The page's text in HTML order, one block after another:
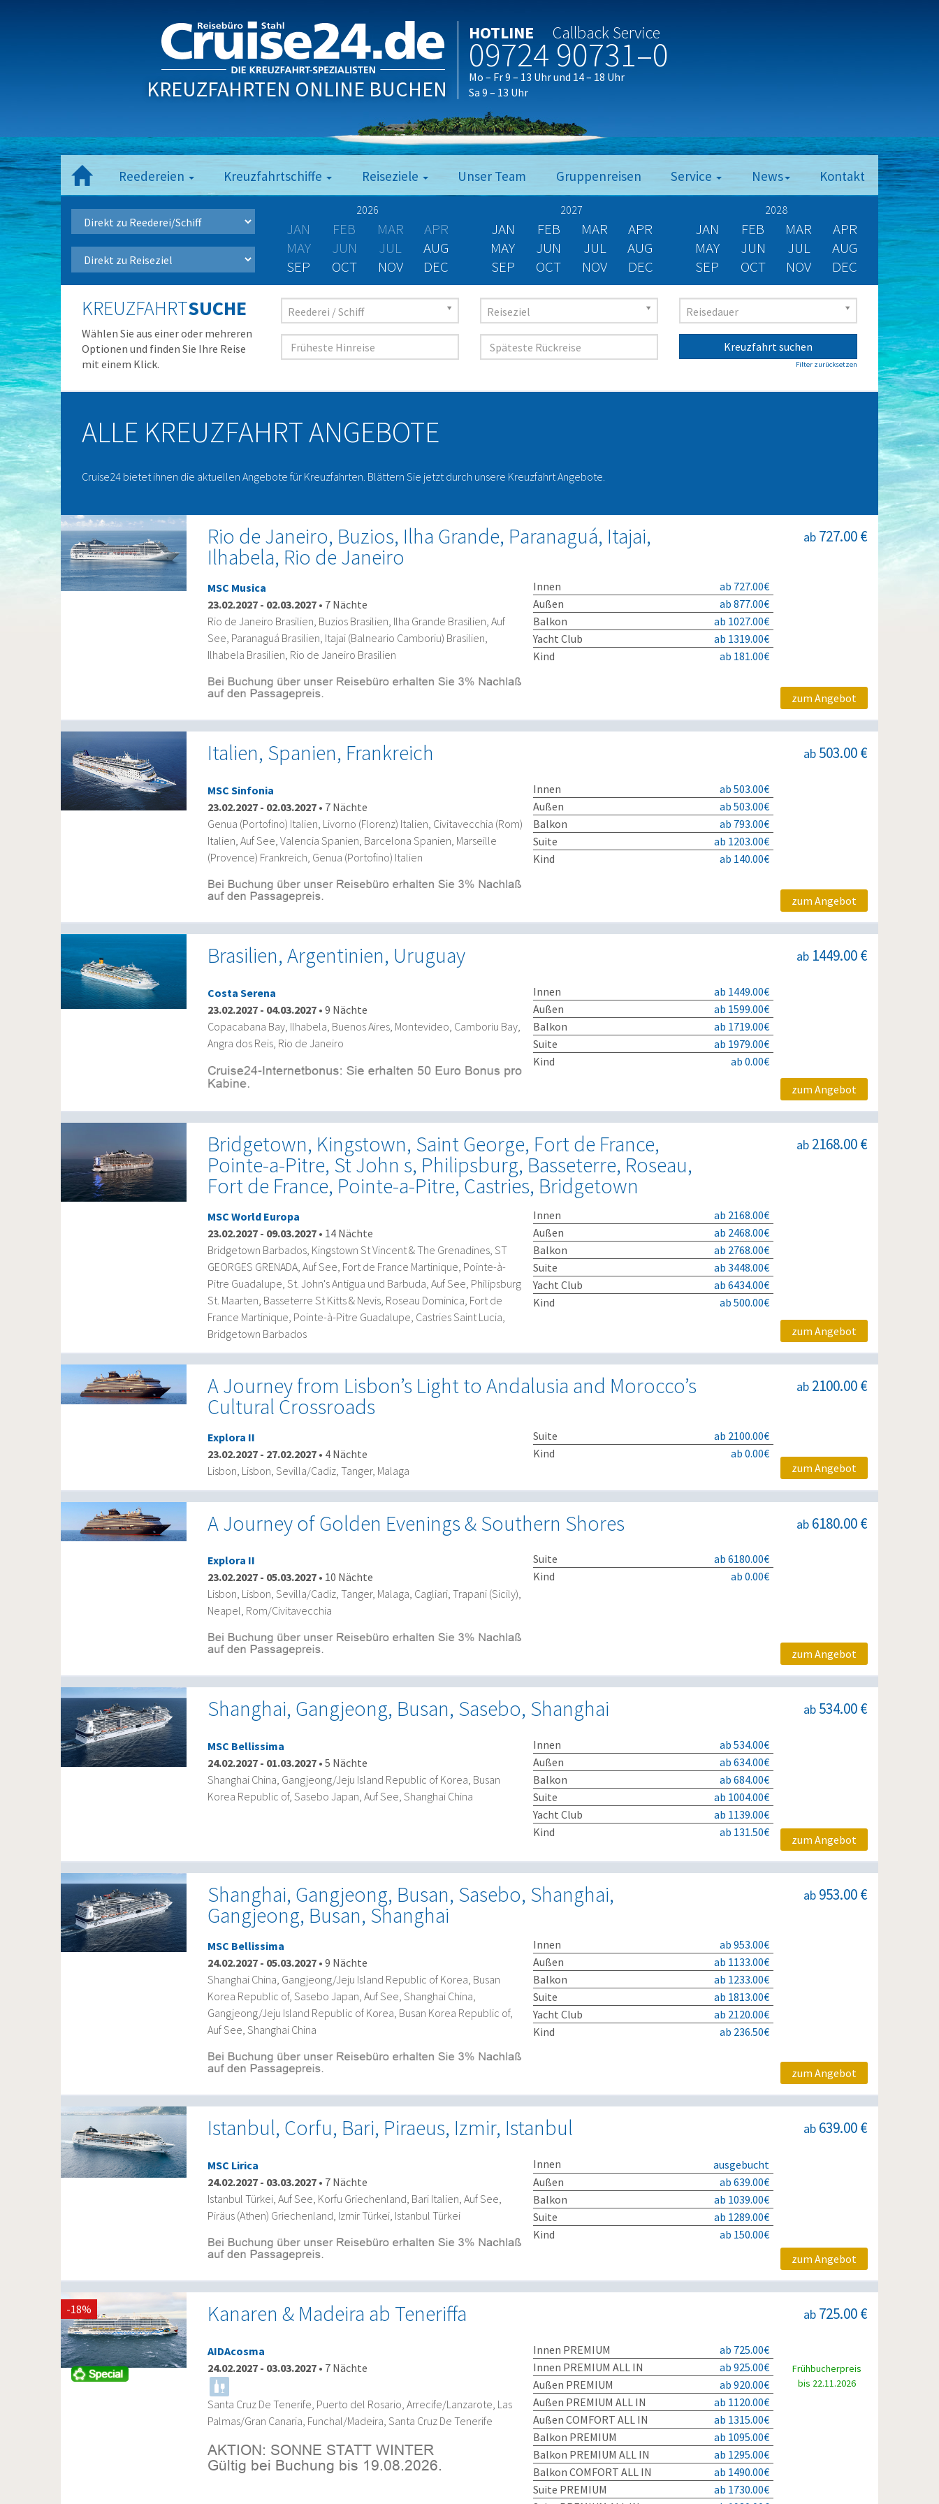
KREUZFAHRTEN ONLINE BUCHEN
HOTLINE Callback Service
09724 90731–0
Mo – Fr 9 – 13 Uhr und 14 – 18 Uhr
Sa 9 – 13 Uhr
Reedereien Kreuzfahrtschiffe Reiseziele Unser Team Gruppenreisen Service News Kontakt
2026
JAN FEB MAR
APR
MAY
JUN JUL
AUG
SEP
OCT NOV DEC
2027
JAN FEB MAR
APR
MAY
JUN JUL
AUG
SEP
OCT NOV DEC
2028
JAN FEB MAR
APR
MAY
JUN JUL
AUG
SEP
OCT NOV DEC
KREUZFAHRTSUCHE
Wählen Sie aus einer oder mehreren
Optionen und finden Sie Ihre Reise
mit einem Klick.
Reederei / Schiff Reiseziel Reisedauer
Kreuzfahrt suchen
Filter zurücksetzen
ALLE KREUZFAHRT ANGEBOTE
Cruise24 bietet ihnen die aktuellen Angebote für Kreuzfahrten. Blättern Sie jetzt durch unsere Kreuzfahrt Angebote.
Rio de Janeiro, Buzios, Ilha Grande, Paranaguá, Itajai,
Ilhabela, Rio de Janeiro
ab 727.00 €
MSC Musica
23.02.2027 - 02.03.2027 • 7 Nächte
Rio de Janeiro Brasilien, Buzios Brasilien, Ilha Grande Brasilien, Auf
See, Paranaguá Brasilien, Itajai (Balneario Camboriu) Brasilien,
Ilhabela Brasilien, Rio de Janeiro Brasilien
Innen
ab 727.00€
Außen
ab 877.00€
Balkon
ab 1027.00€
Yacht Club
ab 1319.00€
Kind
ab 181.00€
zum Angebot
Italien, Spanien, Frankreich ab 503.00 €
MSC Sinfonia
23.02.2027 - 02.03.2027 • 7 Nächte
Genua (Portofino) Italien, Livorno (Florenz) Italien, Civitavecchia (Rom)
Italien, Auf See, Valencia Spanien, Barcelona Spanien, Marseille
(Provence) Frankreich, Genua (Portofino) Italien
Innen
ab 503.00€
Außen
ab 503.00€
Balkon
ab 793.00€
Suite
ab 1203.00€
Kind
ab 140.00€
zum Angebot
Brasilien, Argentinien, Uruguay ab 1449.00 €
Costa Serena
23.02.2027 - 04.03.2027 • 9 Nächte
Copacabana Bay, Ilhabela, Buenos Aires, Montevideo, Camboriu Bay,
Angra dos Reis, Rio de Janeiro
Innen
ab 1449.00€
Außen
ab 1599.00€
Balkon
ab 1719.00€
Suite
ab 1979.00€
Kind
ab 0.00€
zum Angebot
Bridgetown, Kingstown, Saint George, Fort de France,
Pointe-a-Pitre, St John s, Philipsburg, Basseterre, Roseau,
Fort de France, Pointe-a-Pitre, Castries, Bridgetown
ab 2168.00 €
MSC World Europa
23.02.2027 - 09.03.2027 • 14 Nächte
Bridgetown Barbados, Kingstown St Vincent & The Grenadines, ST
GEORGES GRENADA, Auf See, Fort de France Martinique, Pointe-à-
Pitre Guadalupe, St. John's Antigua und Barbuda, Auf See, Philipsburg
St. Maarten, Basseterre St Kitts & Nevis, Roseau Dominica, Fort de
France Martinique, Pointe-à-Pitre Guadalupe, Castries Saint Lucia,
Bridgetown Barbados
Innen
ab 2168.00€
Außen
ab 2468.00€
Balkon
ab 2768.00€
Suite
ab 3448.00€
Yacht Club
ab 6434.00€
Kind
ab 500.00€
zum Angebot
A Journey from Lisbon’s Light to Andalusia and Morocco’s
Cultural Crossroads
ab 2100.00 €
Explora II
23.02.2027 - 27.02.2027 • 4 Nächte
Lisbon, Lisbon, Sevilla/Cadiz, Tanger, Malaga
Suite
ab 2100.00€
Kind
ab 0.00€
zum Angebot
A Journey of Golden Evenings & Southern Shores ab 6180.00 €
Explora II
23.02.2027 - 05.03.2027 • 10 Nächte
Lisbon, Lisbon, Sevilla/Cadiz, Tanger, Malaga, Cagliari, Trapani (Sicily),
Neapel, Rom/Civitavecchia
Suite
ab 6180.00€
Kind
ab 0.00€
zum Angebot
Shanghai, Gangjeong, Busan, Sasebo, Shanghai ab 534.00 €
MSC Bellissima
24.02.2027 - 01.03.2027 • 5 Nächte
Shanghai China, Gangjeong/Jeju Island Republic of Korea, Busan
Korea Republic of, Sasebo Japan, Auf See, Shanghai China
Innen
ab 534.00€
Außen
ab 634.00€
Balkon
ab 684.00€
Suite
ab 1004.00€
Yacht Club
ab 1139.00€
Kind
ab 131.50€
zum Angebot
Shanghai, Gangjeong, Busan, Sasebo, Shanghai,
Gangjeong, Busan, Shanghai
ab 953.00 €
MSC Bellissima
24.02.2027 - 05.03.2027 • 9 Nächte
Shanghai China, Gangjeong/Jeju Island Republic of Korea, Busan
Korea Republic of, Sasebo Japan, Auf See, Shanghai China,
Gangjeong/Jeju Island Republic of Korea, Busan Korea Republic of,
Auf See, Shanghai China
Innen
ab 953.00€
Außen
ab 1133.00€
Balkon
ab 1233.00€
Suite
ab 1813.00€
Yacht Club
ab 2120.00€
Kind
ab 236.50€
zum Angebot
Istanbul, Corfu, Bari, Piraeus, Izmir, Istanbul ab 639.00 €
MSC Lirica
24.02.2027 - 03.03.2027 • 7 Nächte
Istanbul Türkei, Auf See, Korfu Griechenland, Bari Italien, Auf See,
Piräus (Athen) Griechenland, Izmir Türkei, Istanbul Türkei
Innen
ausgebucht
Außen
ab 639.00€
Balkon
ab 1039.00€
Suite
ab 1289.00€
Kind
ab 150.00€
zum Angebot
Kanaren & Madeira ab Teneriffa ab 725.00 €
AIDAcosma
24.02.2027 - 03.03.2027 • 7 Nächte
Santa Cruz De Tenerife, Puerto del Rosario, Arrecife/Lanzarote, Las
Palmas/Gran Canaria, Funchal/Madeira, Santa Cruz De Tenerife
Innen PREMIUM
ab 725.00€
Innen PREMIUM ALL IN
ab 925.00€
Außen PREMIUM
ab 920.00€
Außen PREMIUM ALL IN
ab 1120.00€
Außen COMFORT ALL IN
ab 1315.00€
Balkon PREMIUM
ab 1095.00€
Balkon PREMIUM ALL IN
ab 1295.00€
Balkon COMFORT ALL IN
ab 1490.00€
Suite PREMIUM
ab 1730.00€
-18%
Frühbucherpreis
bis 22.11.2026